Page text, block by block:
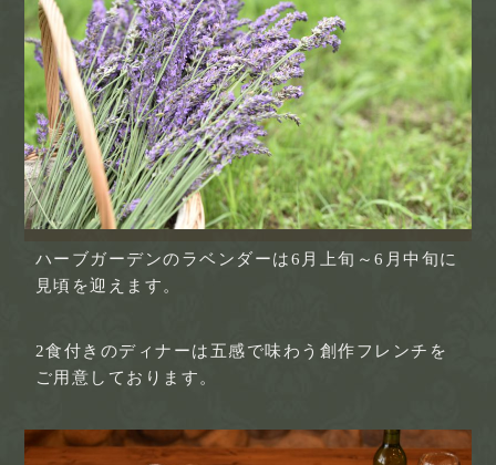
ハーブガーデンのラベンダーは6月上旬～6月中旬に
見頃を迎えます。
2食付きのディナーは五感で味わう創作フレンチを
ご用意しております。